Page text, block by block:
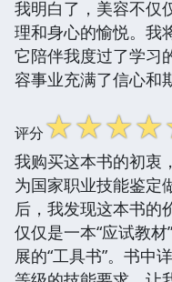
我明白了，美容不仅
理和身心的愉悦。我
它陪伴我度过了学习
容事业充满了信心和
评分☆☆☆☆
我购买这本书的初衷
为国家职业技能鉴定
后，我发现这本书的
仅仅是一本“应试教
展的“工具书”。书中